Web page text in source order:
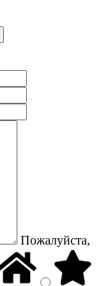
Пожалуйста,